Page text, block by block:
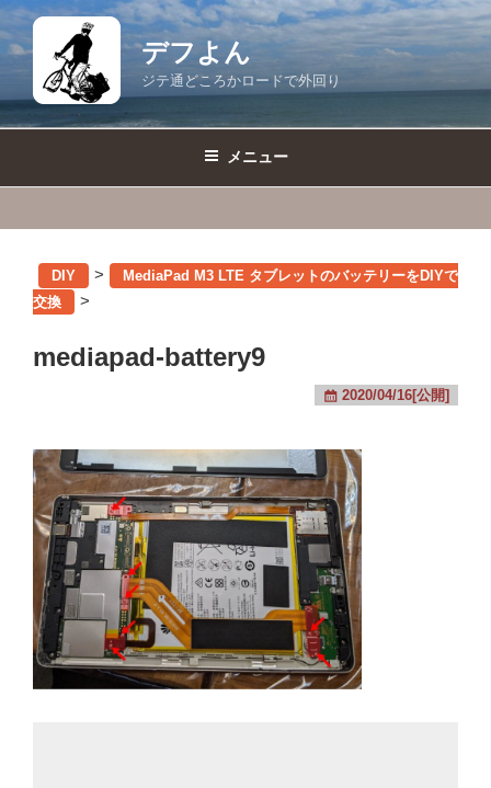
コ
ン
デフよん
ジテ通どころかロードで外回り
メニュー
DIY >
MediaPad M3 LTE タブレットのバッテリーをDIYで
交換
>
mediapad-battery9
2020/04/16[公開]